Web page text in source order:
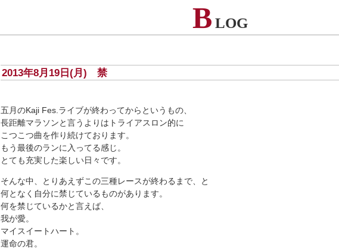
B LOG
2013年8月19日(月) 禁
五月のKaji Fes.ライブが終わってからというもの、
長距離マラソンと言うよりはトライアスロン的に
こつこつ曲を作り続けております。
もう最後のランに入ってる感じ。
とても充実した楽しい日々です。
そんな中、とりあえずこの三種レースが終わるまで、と
何となく自分に禁じているものがあります。
何を禁じているかと言えば、
我が愛。
マイスイートハート。
運命の君。